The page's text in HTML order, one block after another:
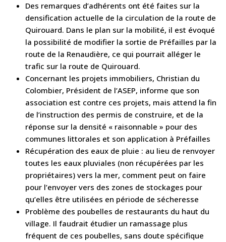
Des remarques d’adhérents ont été faites sur la
densification actuelle de la circulation de la route de
Quirouard. Dans le plan sur la mobilité, il est évoqué
la possibilité de modifier la sortie de Préfailles par la
route de la Renaudière, ce qui pourrait alléger le
trafic sur la route de Quirouard.
Concernant les projets immobiliers, Christian du
Colombier, Président de l’ASEP, informe que son
association est contre ces projets, mais attend la fin
de l’instruction des permis de construire, et de la
réponse sur la densité « raisonnable » pour des
communes littorales et son application à Préfailles
Récupération des eaux de pluie : au lieu de renvoyer
toutes les eaux pluviales (non récupérées par les
propriétaires) vers la mer, comment peut on faire
pour l’envoyer vers des zones de stockages pour
qu’elles être utilisées en période de sécheresse
Problème des poubelles de restaurants du haut du
village. Il faudrait étudier un ramassage plus
fréquent de ces poubelles, sans doute spécifique